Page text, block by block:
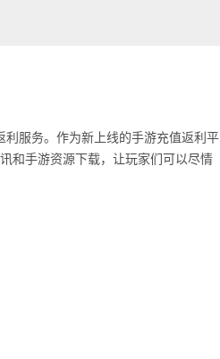
服务。作为新上线的手游充值返利平
和手游资源下载，让玩家们可以尽情